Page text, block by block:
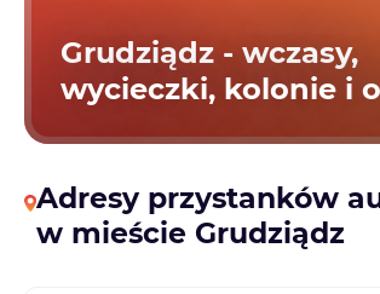
Grudziądz - wczasy,
wycieczki, kolonie i
Adresy przystanków
w mieście Grudziądz